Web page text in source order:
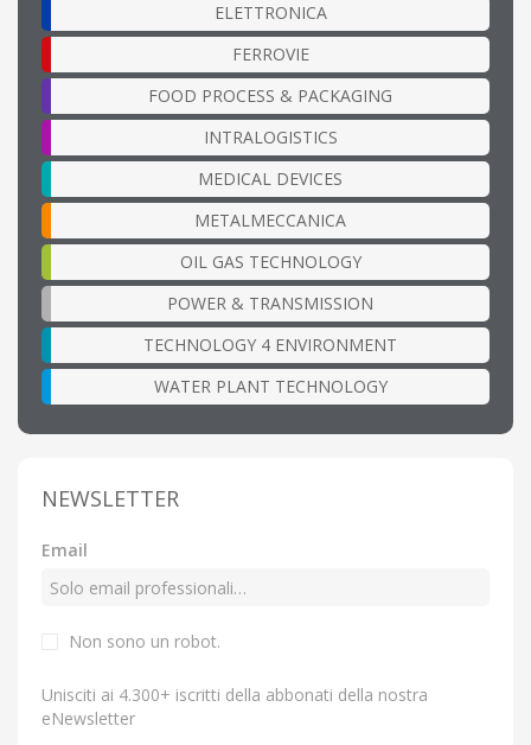
ELETTRONICA
FERROVIE
FOOD PROCESS & PACKAGING
INTRALOGISTICS
MEDICAL DEVICES
METALMECCANICA
OIL GAS TECHNOLOGY
POWER & TRANSMISSION
TECHNOLOGY 4 ENVIRONMENT
WATER PLANT TECHNOLOGY
NEWSLETTER
Email
Non sono un robot.
Unisciti ai 4.300+ iscritti della abbonati della nostra
eNewsletter